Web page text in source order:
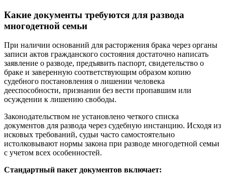
Какие документы требуются для развода
многодетной семьи
При наличии оснований для расторжения брака через органы
записи актов гражданского состояния достаточно написать
заявление о разводе, предъявить паспорт, свидетельство о
браке и заверенную соответствующим образом копию
судебного постановления о лишении человека
дееспособности, признании без вести пропавшим или
осуждении к лишению свободы.
Законодательством не установлено четкого списка
документов для развода через судебную инстанцию. Исходя из
исковых требований, судьи часто самостоятельно
истолковывают нормы закона при разводе многодетной семьи
с учетом всех особенностей.
Стандартный пакет документов включает: